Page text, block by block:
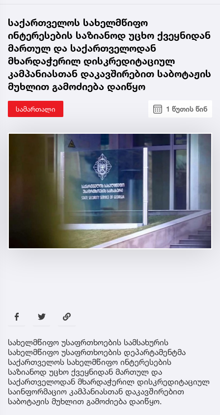
საქართველოს სახელმწიფო
ინტერესების საზიანოდ უცხო ქვეყნიდან
მართულ და საქართველოდან
მხარდაჭერილ დისკრედიტაციულ
კამპანიასთან დაკავშირებით საბოტაჟის
მუხლით გამოძიება დაიწყო
სამართალი 1 წუთის წინ
სახელმწიფო უსაფრთხოების სამსახურის
სახელმწიფო უსაფრთხოების დეპარტამენტმა
საქართველოს სახელმწიფო ინტერესების
საზიანოდ უცხო ქვეყნიდან მართულ და
საქართველოდან მხარდაჭერილ დისკრედიტაციულ
საინფორმაციო კამპანიასთან დაკავშირებით
საბოტაჟის მუხლით გამოძიება დაიწყო.